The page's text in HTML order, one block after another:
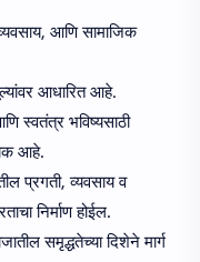
व्यवसाय, आणि सामाजिक
आधारित आहे.
स्वतंत्र भविष्यसाठी
आहे.
प्रगती, व्यवसाय व
निर्माण होईल.
समृद्धतेच्या दिशेने मार्ग